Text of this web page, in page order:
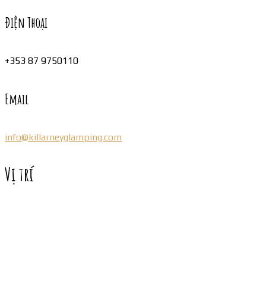
Điện Thoại
+353 87 9750110
Email
info@killarneyglamping.com
Vị trí